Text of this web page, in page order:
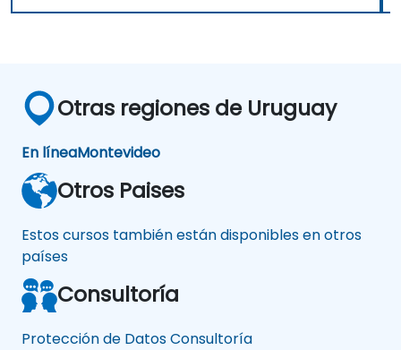
Otras regiones de Uruguay
En líneaMontevideo
Otros Paises
Estos cursos también están disponibles en otros
países
Consultoría
Protección de Datos Consultoría